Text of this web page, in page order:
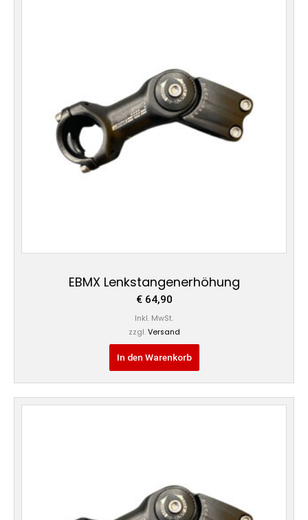
EBMX Lenkstangenerhöhung
€64,90
Inkl. MwSt.
zzgl. Versand
In den Warenkorb